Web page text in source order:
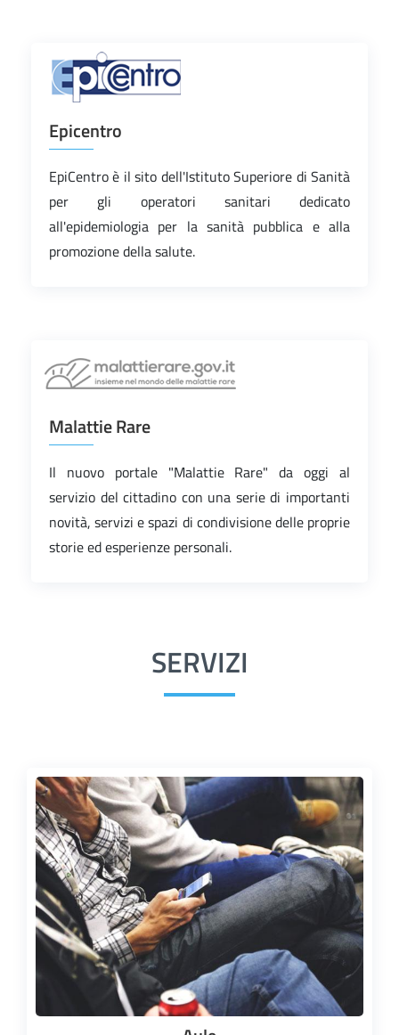
Epicentro
EpiCentro è il sito dell'Istituto Superiore di Sanità
per gli operatori sanitari dedicato
all'epidemiologia per la sanità pubblica e alla
promozione della salute.
Malattie Rare
Il nuovo portale "Malattie Rare" da oggi al
servizio del cittadino con una serie di importanti
novità, servizi e spazi di condivisione delle proprie
storie ed esperienze personali.
SERVIZI